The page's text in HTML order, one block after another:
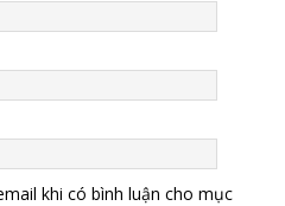
khi có bình luận cho mục